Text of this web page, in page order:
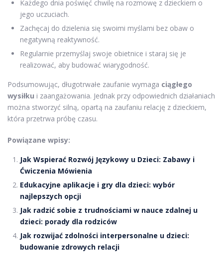
Każdego dnia poświęć chwilę na rozmowę z dzieckiem o
jego uczuciach.
Zachęcaj do dzielenia się swoimi myślami bez obaw o
negatywną reaktywność.
Regularnie przemyślaj swoje obietnice i staraj się je
realizować, aby budować wiarygodność.
Podsumowując, długotrwałe zaufanie wymaga ciągłego
wysiłku i zaangażowania. Jednak przy odpowiednich działaniach
można stworzyć silną, opartą na zaufaniu relację z dzieckiem,
która przetrwa próbę czasu.
Powiązane wpisy:
Jak Wspierać Rozwój Językowy u Dzieci: Zabawy i
Ćwiczenia Mówienia
Edukacyjne aplikacje i gry dla dzieci: wybór
najlepszych opcji
Jak radzić sobie z trudnościami w nauce zdalnej u
dzieci: porady dla rodziców
Jak rozwijać zdolności interpersonalne u dzieci:
budowanie zdrowych relacji